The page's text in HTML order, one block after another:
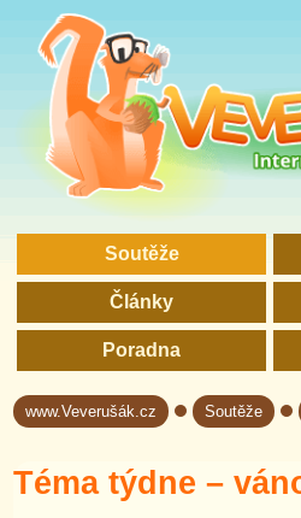
Soutěže
Články
Poradna
www.Veverušák.cz→ Soutěže→
Téma týdne –